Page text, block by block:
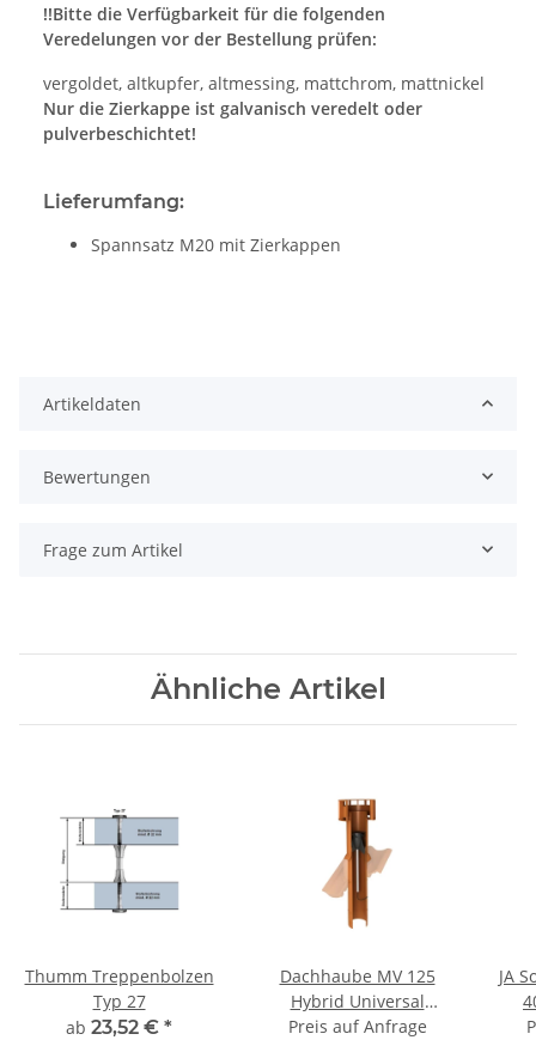
!!Bitte die Verfügbarkeit für die folgenden
Veredelungen vor der Bestellung prüfen:
vergoldet, altkupfer, altmessing, mattchrom, mattnickel
Nur die Zierkappe ist galvanisch veredelt oder
pulverbeschichtet!
Lieferumfang:
Spannsatz M20 mit Zierkappen
Artikeldaten
Bewertungen
Frage zum Artikel
Ähnliche Artikel
Thumm Treppenbolzen
Typ 27
ab 23,52 € *
Dachhaube MV 125
Hybrid Universal
Bleicolor Schulte & Todt
Preis auf Anfrage
JA